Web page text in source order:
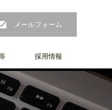
メールフォーム
採用情報